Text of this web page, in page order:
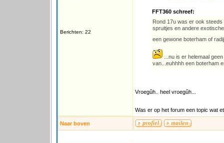
Berichten: 22
FFT360 schreef:
Rond 17u was er ook
spruitjes en andere
een gewone boterham of
...nu is er helemaal
van...euhhhh een boterham
Vroegûh.. heel vroegûh...
Was er op het forum een topic wat
Naar boven